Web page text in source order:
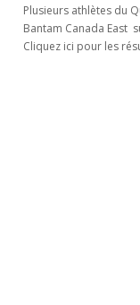
Plusieurs athlètes du
Bantam Canada East
Cliquez ici pour les